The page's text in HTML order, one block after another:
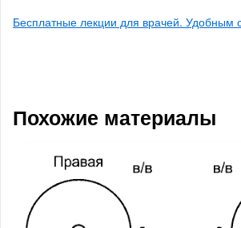
Бесплатные лекции для врачей. Удобным
Похожие материалы